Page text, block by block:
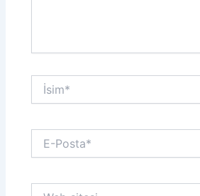
İsim*
Posta*